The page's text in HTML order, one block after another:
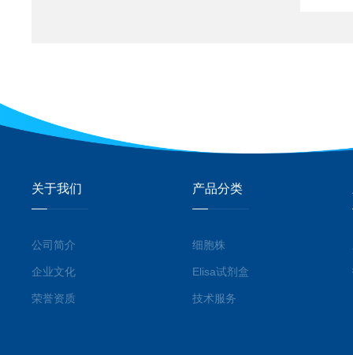
关于我们
公司简介
企业文化
荣誉资质
产品分类
细胞株
Elisa试剂盒
技术服务